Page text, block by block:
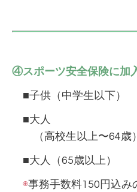
④スポーツ安全保険に加
■子供（中学生以下
■大人
（高校生以上〜64歳
■大人（65歳以上）
◉事務手数料150円込み